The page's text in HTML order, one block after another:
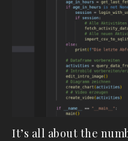
It’s all about the